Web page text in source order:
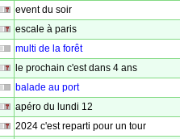
event du soir
escale à paris
multi de la forêt
le prochain c'est dans 4 ans
balade au port
apéro du lundi 12
2024 c'est reparti pour un tour